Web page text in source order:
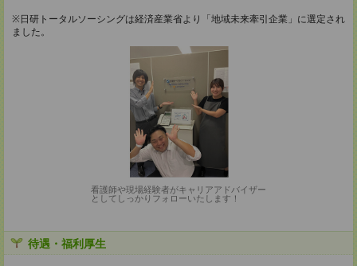
※日研トータルソーシングは経済産業省より「地域未来牽引企業」に選定され
ました。
看護師や現場経験者がキャリアアドバイザー
としてしっかりフォローいたします！
待遇・福利厚生